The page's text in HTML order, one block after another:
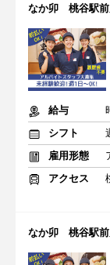
なか卯 桃谷駅
給与
シフト
雇用形態
アクセス
なか卯 桃谷駅